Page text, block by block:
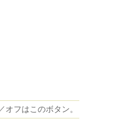
フはこのボタン。